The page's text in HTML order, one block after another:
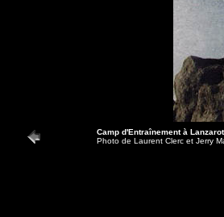
Camp d'Entraînement à
Photo de Laurent Clerc et Jerry